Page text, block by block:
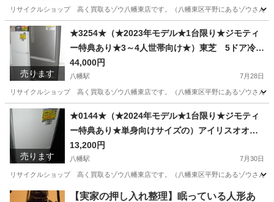
東店
リサイクルショップ 高く買取るゾウ八幡東店です。（八幡東区平野にあるゾウさ
福岡 北九州市 八幡駅 生活家電 向け
売ります
★3254★（★2023年モデル★1台限り★ジモティ
ー特典あり★3～4人世帯向け★）東芝 5ドア冷蔵
庫４１１L ２０１９年製 GR-R41G（S） 60c
m幅 シルバー 3～4人世帯向け 真ん中野菜
室 高く買取るゾウ八幡東店
44,000円
八幡駅 7月28日
リサイクルショップ 高く買取るゾウ八幡東店です。（八幡東区平野にあるゾウさ
福岡 北九州市 八幡駅 キッチン家電 商品
売ります
★0144★（★2024年モデル★1台限り★ジモティ
ー特典あり★単身向けサイズの）アイリスオオヤ
マ 2ドア冷蔵庫１４２L ２０２４年製 IRSD-1
4A-W 50cm幅 白 高く買取るゾウ八幡東店
13,200円
八幡駅 7月30日
リサイクルショップ 高く買取るゾウ八幡東店です。（八幡東区平野にあるゾウさ
福岡 北九州市 八幡駅 キッチン家電 IRSD
【実家の押し入れ整理】眠っている人形あ